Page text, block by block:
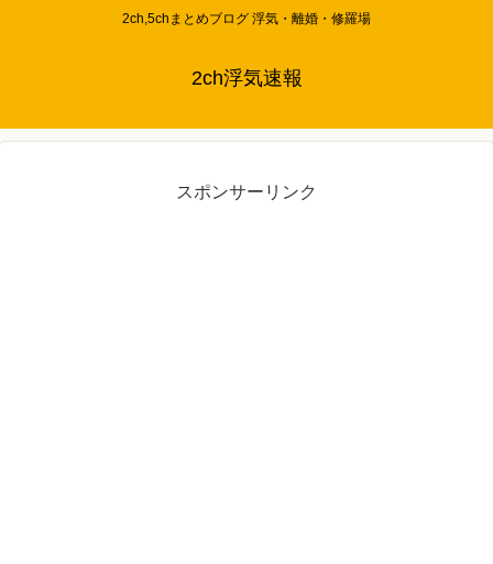
2ch,5chまとめブログ 浮気・離婚・修羅場
2ch浮気速報
スポンサーリンク